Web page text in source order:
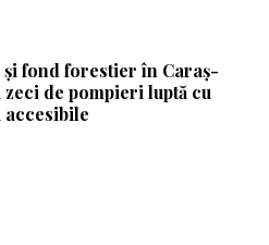
fond forestier în Caraș-
de pompieri luptă cu